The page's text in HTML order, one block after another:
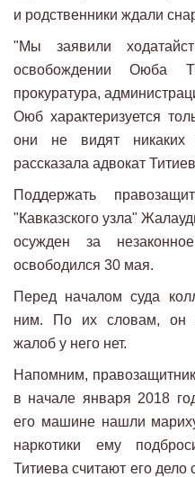
и родственники ждали
"Мы заявили
освобождении Оюба
прокуратура,
Оюб характеризуется
они не видят
рассказала адвокат
Поддержать
"Кавказского узла"
осужден за
освободился 30 мая.
Перед началом суда
ним. По их словам, он
жалоб у него нет.
Напомним,
в начале января 2018
его машине нашли
наркотики ему
Титиева считают его